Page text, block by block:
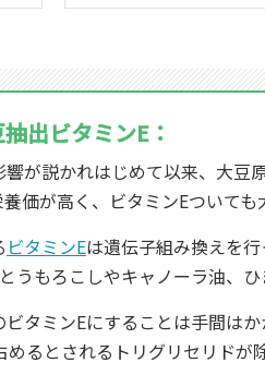
出ビタミンE：
が説かれはじめて以来、大
価が高く、ビタミンEついて
ビタミンEは遺伝子組み換えを
うもろこしやキャノーラ油、
タミンEにすることは手間は
るとされるトリグリセリド